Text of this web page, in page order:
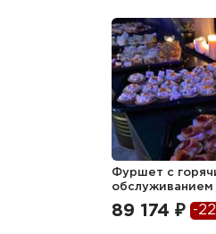
Фуршет с
обслуживанием
89 174 ₽ -